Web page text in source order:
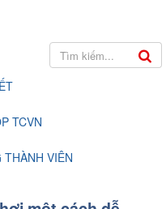
TCVN
THÀNH VIÊN